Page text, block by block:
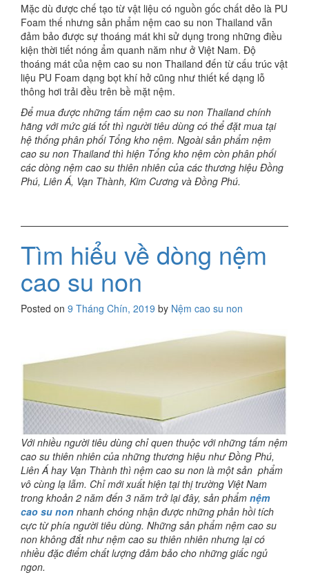
Mặc dù được chế tạo từ vật liệu có nguồn gốc chất dẻo là PU
Foam thế nhưng sản phẩm nệm cao su non Thailand vẫn
đảm bảo được sự thoáng mát khi sử dụng trong những điều
kiện thời tiết nóng ẩm quanh năm như ở Việt Nam. Độ
thoáng mát của nệm cao su non Thailand đến từ cấu trúc vật
liệu PU Foam dạng bọt khí hở cũng như thiết kế dạng lỗ
thông hơi trải đều trên bề mặt nệm.
Để mua được những tấm nệm cao su non Thailand chính
hãng với mức giá tốt thì người tiêu dùng có thể đặt mua tại
hệ thống phân phối Tổng kho nệm. Ngoài sản phẩm nệm
cao su non Thailand thì hiện Tổng kho nệm còn phân phối
các dòng nệm cao su thiên nhiên của các thương hiệu Đồng
Phú, Liên Á, Vạn Thành, Kim Cương và Đồng Phú.
Tìm hiểu về dòng nệm
cao su non
Posted on 9 Tháng Chín, 2019 by Nệm cao su non
Với nhiều người tiêu dùng chỉ quen thuộc với những tấm nệm
cao su thiên nhiên của những thương hiệu như Đồng Phú,
Liên Á hay Vạn Thành thì nệm cao su non là một sản phẩm
vô cùng lạ lẫm. Chỉ mới xuất hiện tại thị trường Việt Nam
trong khoản 2 năm đến 3 năm trở lại đây, sản phẩm nệm
cao su non nhanh chóng nhận được những phản hồi tích
cực từ phía người tiêu dùng. Những sản phẩm nệm cao su
non không đắt như nệm cao su thiên nhiên nhưng lại có
nhiều đặc điểm chất lượng đảm bảo cho những giấc ngủ
ngon.